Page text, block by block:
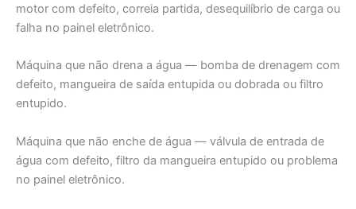
motor com defeito, correia partida, desequilíbrio de carga ou
falha no painel eletrônico.
Máquina que não drena a água — bomba de drenagem com
defeito, mangueira de saída entupida ou dobrada ou filtro
entupido.
Máquina que não enche de água — válvula de entrada de
água com defeito, filtro da mangueira entupido ou problema
no painel eletrônico.